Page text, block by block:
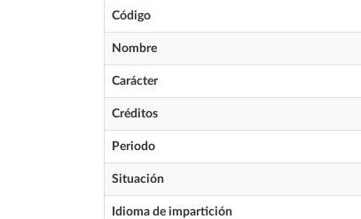
Código
Nombre
Carácter
Créditos
Periodo
Situación
Idioma de impartición